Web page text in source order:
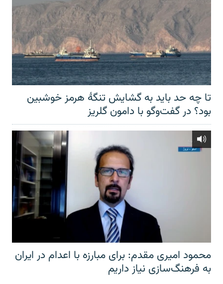
تا چه حد باید به گشایش تنگهٔ هرمز خوشبین
بود؟ در گفت‌وگو با دامون گلریز
محمود امیری مقدم: برای مبارزه با اعدام در ایران
به فرهنگ‌سازی نیاز داریم